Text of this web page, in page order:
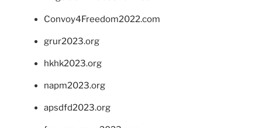
Convoy4Freedom2022.com
grur2023.org
hkhk2023.org
napm2023.org
apsdfd2023.org